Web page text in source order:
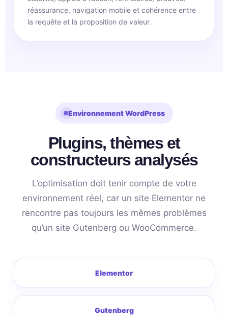
réassurance, navigation mobile et cohérence entre
la requête et la proposition de valeur.
Environnement WordPress
Plugins, thèmes et
constructeurs analysés
L’optimisation doit tenir compte de votre
environnement réel, car un site Elementor ne
rencontre pas toujours les mêmes problèmes
qu’un site Gutenberg ou WooCommerce.
Elementor
Gutenberg